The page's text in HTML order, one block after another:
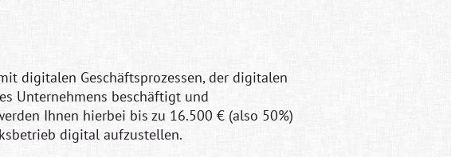
digitalen Geschäftsprozessen, der digitalen
Unternehmens beschäftigt und
Ihnen hierbei bis zu 16.500 € (also 50%)
digital aufzustellen.